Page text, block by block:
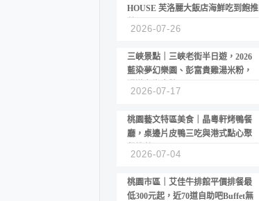
HOUSE 芙洛麗大飯店海鮮吃到飽推
2026-07-26
三峽景點｜三峽老街半日遊，2026
藍染夢幻樂園、彭富貴雞湯米粉，
2026-07-17
桃園藝文特區美食｜晶粵軒烤鴨餐
廳，桌邊片皮鴨三吃與港式點心聚
2026-07-04
桃園市區｜艾佳牛排館平價排餐最
低300元起，近70道自助吧Buffet無